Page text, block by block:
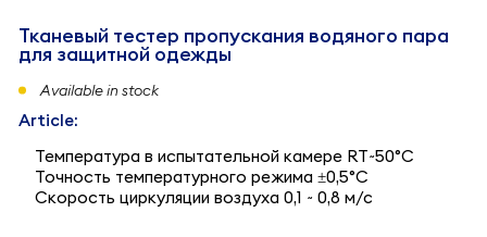
Тканевый тестер пропускания водяного пара
для защитной одежды
Available in stock
Article:
Температура в испытательной камере RT~50°C
Точность температурного режима ±0,5°C
Скорость циркуляции воздуха 0,1 ~ 0,8 м/с